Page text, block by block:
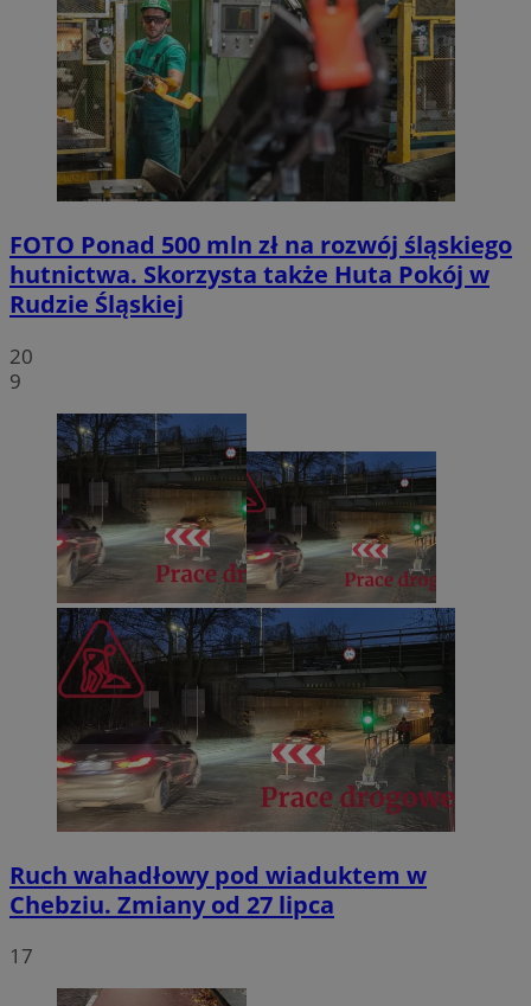
FOTO Ponad 500 mln zł na rozwój śląskiego
hutnictwa. Skorzysta także Huta Pokój w
Rudzie Śląskiej
20
9
Ruch wahadłowy pod wiaduktem w
Chebziu. Zmiany od 27 lipca
17